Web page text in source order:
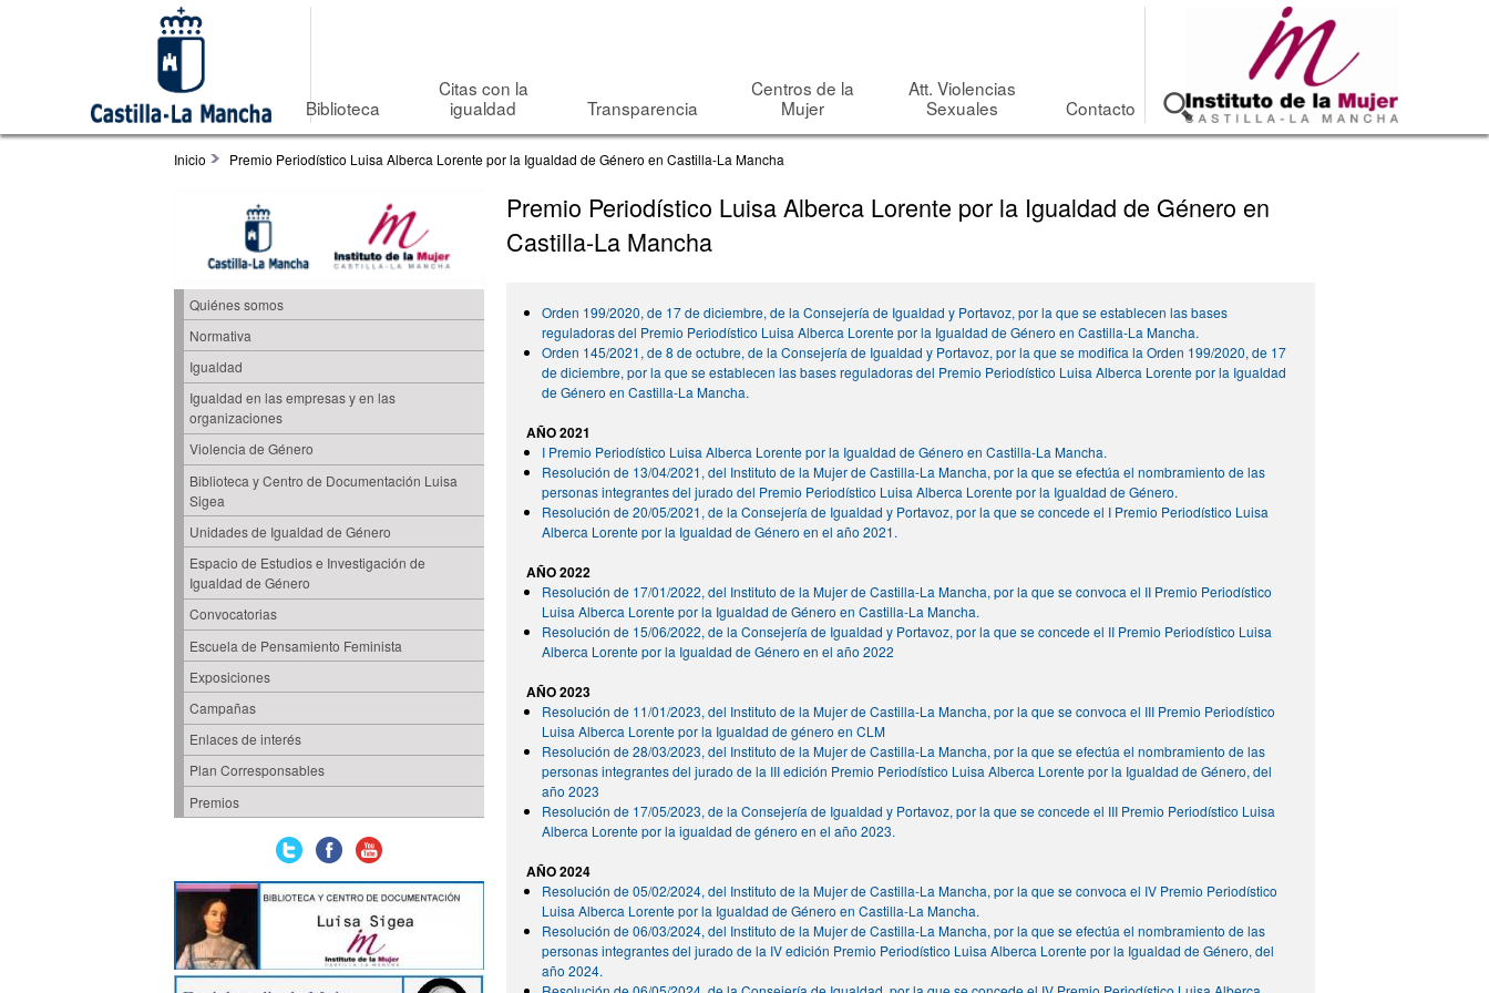
Biblioteca
Citas con la
igualdad
Transparencia
Centros de la
Mujer
Att. Violencias
Sexuales
Contacto
<NONE>
Formulario de búsqueda
Inicio Premio Periodístico Luisa Alberca Lorente por la Igualdad de Género en Castilla-La Mancha
Quiénes somos
Normativa
Igualdad
Igualdad en las empresas y en las
organizaciones
Violencia de Género
Biblioteca y Centro de Documentación Luisa
Sigea
Unidades de Igualdad de Género
Espacio de Estudios e Investigación de
Igualdad de Género
Convocatorias
Escuela de Pensamiento Feminista
Exposiciones
Campañas
Enlaces de interés
Plan Corresponsables
Premios
Premio Periodístico Luisa Alberca Lorente por la Igualdad de Género en
Castilla-La Mancha
Orden 199/2020, de 17 de diciembre, de la Consejería de Igualdad y Portavoz, por la que se establecen las bases
reguladoras del Premio Periodístico Luisa Alberca Lorente por la Igualdad de Género en Castilla-La Mancha.
Orden 145/2021, de 8 de octubre, de la Consejería de Igualdad y Portavoz, por la que se modifica la Orden 199/2020, de 17
de diciembre, por la que se establecen las bases reguladoras del Premio Periodístico Luisa Alberca Lorente por la Igualdad
de Género en Castilla-La Mancha.
AÑO 2021
I Premio Periodístico Luisa Alberca Lorente por la Igualdad de Género en Castilla-La Mancha.
Resolución de 13/04/2021, del Instituto de la Mujer de Castilla-La Mancha, por la que se efectúa el nombramiento de las
personas integrantes del jurado del Premio Periodístico Luisa Alberca Lorente por la Igualdad de Género.
Resolución de 20/05/2021, de la Consejería de Igualdad y Portavoz, por la que se concede el I Premio Periodístico Luisa
Alberca Lorente por la Igualdad de Género en el año 2021.
AÑO 2022
Resolución de 17/01/2022, del Instituto de la Mujer de Castilla-La Mancha, por la que se convoca el II Premio Periodístico
Luisa Alberca Lorente por la Igualdad de Género en Castilla-La Mancha.
Resolución de 15/06/2022, de la Consejería de Igualdad y Portavoz, por la que se concede el II Premio Periodístico Luisa
Alberca Lorente por la Igualdad de Género en el año 2022
AÑO 2023
Resolución de 11/01/2023, del Instituto de la Mujer de Castilla-La Mancha, por la que se convoca el III Premio Periodístico
Luisa Alberca Lorente por la Igualdad de género en CLM
Resolución de 28/03/2023, del Instituto de la Mujer de Castilla-La Mancha, por la que se efectúa el nombramiento de las
personas integrantes del jurado de la III edición Premio Periodístico Luisa Alberca Lorente por la Igualdad de Género, del
año 2023
Resolución de 17/05/2023, de la Consejería de Igualdad y Portavoz, por la que se concede el III Premio Periodístico Luisa
Alberca Lorente por la igualdad de género en el año 2023.
AÑO 2024
Resolución de 05/02/2024, del Instituto de la Mujer de Castilla-La Mancha, por la que se convoca el IV Premio Periodístico
Luisa Alberca Lorente por la Igualdad de Género en Castilla-La Mancha.
Resolución de 06/03/2024, del Instituto de la Mujer de Castilla-La Mancha, por la que se efectúa el nombramiento de las
personas integrantes del jurado de la IV edición Premio Periodístico Luisa Alberca Lorente por la Igualdad de Género, del
año 2024.